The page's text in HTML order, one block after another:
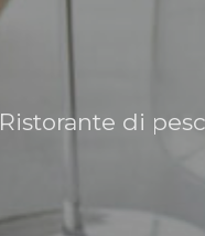
Ristorante di